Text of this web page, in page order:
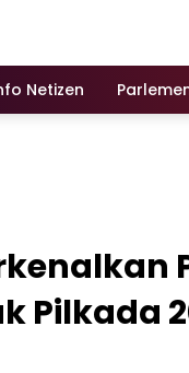
Netizen
Pilkada